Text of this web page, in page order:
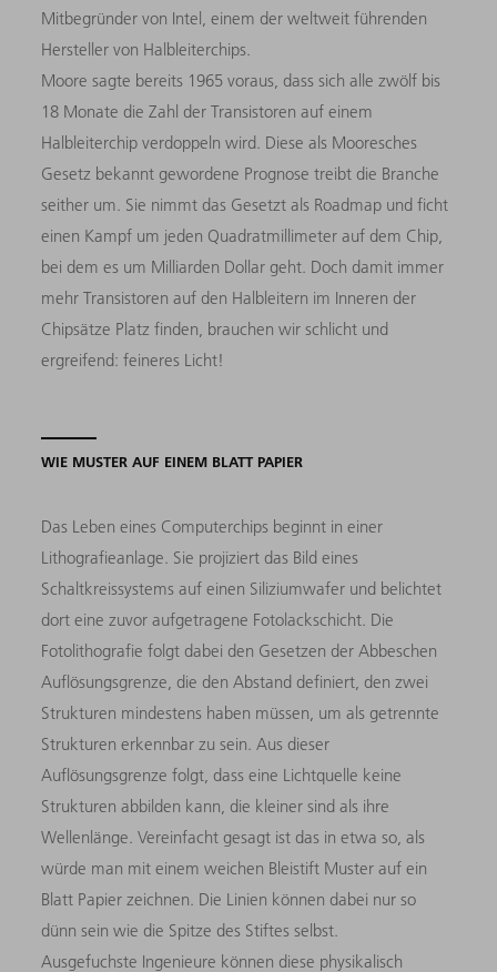
Mitbegründer von Intel, einem der weltweit führenden
Hersteller von Halbleiterchips.
Moore sagte bereits 1965 voraus, dass sich alle zwölf bis
18 Monate die Zahl der Transistoren auf einem
Halbleiterchip verdoppeln wird. Diese als Mooresches
Gesetz bekannt gewordene Prognose treibt die Branche
seither um. Sie nimmt das Gesetzt als Roadmap und ficht
einen Kampf um jeden Quadratmillimeter auf dem Chip,
bei dem es um Milliarden Dollar geht. Doch damit immer
mehr Transistoren auf den Halbleitern im Inneren der
Chipsätze Platz finden, brauchen wir schlicht und
ergreifend: feineres Licht!
WIE MUSTER AUF EINEM BLATT PAPIER
Das Leben eines Computerchips beginnt in einer
Lithografieanlage. Sie projiziert das Bild eines
Schaltkreissystems auf einen Siliziumwafer und belichtet
dort eine zuvor aufgetragene Fotolackschicht. Die
Fotolithografie folgt dabei den Gesetzen der Abbeschen
Auflösungsgrenze, die den Abstand definiert, den zwei
Strukturen mindestens haben müssen, um als getrennte
Strukturen erkennbar zu sein. Aus dieser
Auflösungsgrenze folgt, dass eine Lichtquelle keine
Strukturen abbilden kann, die kleiner sind als ihre
Wellenlänge. Vereinfacht gesagt ist das in etwa so, als
würde man mit einem weichen Bleistift Muster auf ein
Blatt Papier zeichnen. Die Linien können dabei nur so
dünn sein wie die Spitze des Stiftes selbst.
Ausgefuchste Ingenieure können diese physikalisch